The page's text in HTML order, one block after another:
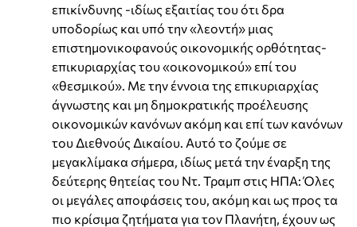
επικίνδυνης -ιδίως εξαιτίας του ότι δρα
υποδορίως και υπό την «λεοντή» μιας
επιστημονικοφανούς οικονομικής ορθότητας-
επικυριαρχίας του «οικονομικού» επί του
«θεσμικού». Με την έννοια της επικυριαρχίας
άγνωστης και μη δημοκρατικής προέλευσης
οικονομικών κανόνων ακόμη και επί των κανόνων
του Διεθνούς Δικαίου. Αυτό το ζούμε σε
μεγακλίμακα σήμερα, ιδίως μετά την έναρξη της
δεύτερης θητείας του Ντ. Τραμπ στις ΗΠΑ: Όλες
οι μεγάλες αποφάσεις του, ακόμη και ως προς τα
πιο κρίσιμα ζητήματα για τον Πλανήτη, έχουν ως